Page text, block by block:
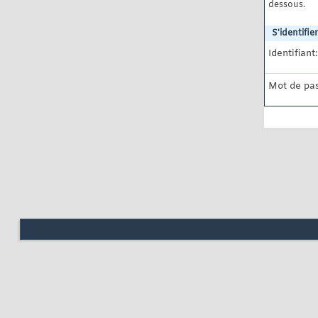
dessous.
S'identifier
Identifiant:
Mot de